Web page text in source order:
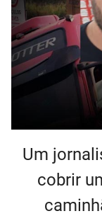
Um
cobrir